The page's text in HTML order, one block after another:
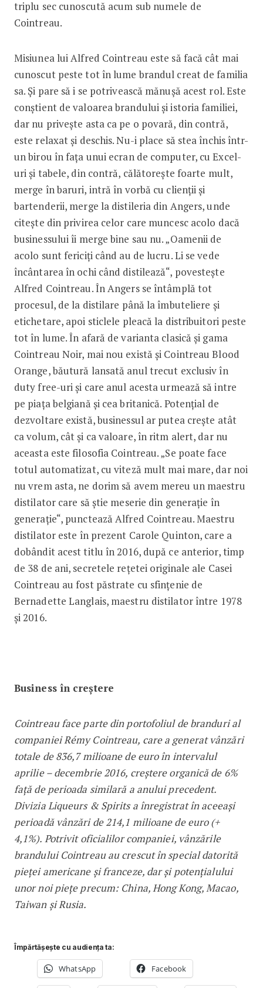
triplu sec cunoscută acum sub numele de
Cointreau.
Misiunea lui Alfred Cointreau este să facă cât mai
cunoscut peste tot în lume brandul creat de familia
sa. Și pare să i se potrivească mănușă acest rol. Este
conștient de valoarea brandului și istoria familiei,
dar nu privește asta ca pe o povară, din contră,
este relaxat și deschis. Nu-i place să stea închis într-
un birou în fața unui ecran de computer, cu Excel-
uri și tabele, din contră, călătorește foarte mult,
merge în baruri, intră în vorbă cu clienții și
bartenderii, merge la distileria din Angers, unde
citește din privirea celor care muncesc acolo dacă
businessului îi merge bine sau nu. „Oamenii de
acolo sunt fericiți când au de lucru. Li se vede
încântarea în ochi când distilează“, povestește
Alfred Cointreau. În Angers se întâmplă tot
procesul, de la distilare până la îmbuteliere și
etichetare, apoi sticlele pleacă la distribuitori peste
tot în lume. În afară de varianta clasică și gama
Cointreau Noir, mai nou există și Cointreau Blood
O­range, băutură lansată anul trecut exclusiv în
duty free-uri și care anul acesta urmează să intre
pe piața belgiană și cea britanică. Potențial de
dezvoltare există, businessul ar putea crește atât
ca volum, cât și ca valoare, în ritm alert, dar nu
aceasta este filosofia Cointreau. „Se poate face
totul automatizat, cu viteză mult mai mare, dar noi
nu vrem asta, ne dorim să avem mereu un maestru
distilator care să știe meserie din generație în
generație“, punctează Alfred Cointreau. Maestru
distilator este în prezent Carole Quinton, care a
dobândit acest titlu în 2016, după ce anterior, timp
de 38 de ani, secretele rețetei originale ale Casei
Cointreau au fost păstrate cu sfințenie de
Bernadette Langlais, maestru distilator între 1978
și 2016.
Business în creștere
Cointreau face parte din portofoliul de branduri al
companiei Rémy Cointreau, care a generat vânzări
totale de 836,7 milioane de euro în intervalul
aprilie – decembrie 2016, creștere organică de 6%
față de perioada similară a anului precedent.
Divizia Liqueurs & Spirits a înregistrat în aceeași
perioadă vânzări de 214,1 milioane de euro (+
4,1%). Potrivit oficialilor companiei, vânzările
brandului Cointreau au crescut în special datorită
pieței americane și franceze, dar și potențialului
unor noi piețe precum: China, Hong Kong, Macao,
Taiwan și Rusia.
Împărtășește cu audiența ta:
WhatsApp Facebook